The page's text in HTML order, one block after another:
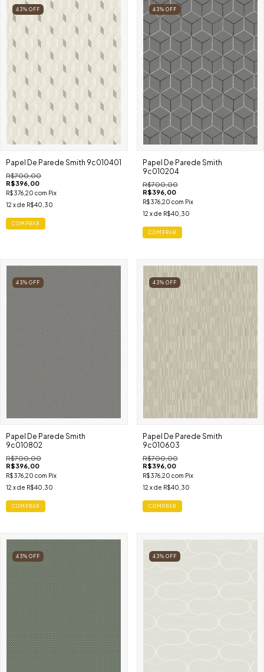
43% OFF
Papel De Parede Smith 9c010401
R$700,00
R$396,00
R$376,20 com Pix
12 x de R$40,30
COMPRAR
43% OFF
Papel De Parede Smith
9c010204
R$700,00
R$396,00
R$376,20 com Pix
12 x de R$40,30
COMPRAR
43% OFF
Papel De Parede Smith
9c010802
R$700,00
R$396,00
R$376,20 com Pix
12 x de R$40,30
COMPRAR
43% OFF
Papel De Parede Smith
9c010603
R$700,00
R$396,00
R$376,20 com Pix
12 x de R$40,30
COMPRAR
43% OFF 43% OFF